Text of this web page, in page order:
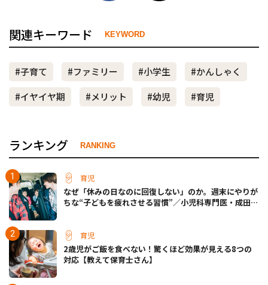
関連キーワード KEYWORD
#子育て #ファミリー #小学生
#かんしゃく
#イヤイヤ期
#メリット #幼児 #育児
ランキング RANKING
育児
なぜ「休みの日なのに回復しない」のか。週末にやりが
ちな“子どもを疲れさせる習慣”／小児科専門医・成田奈
育児
2歳児がご飯を食べない！驚くほど効果が見える8つの
対応【教えて保育士さん】